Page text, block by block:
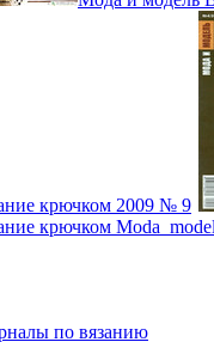
крючком 2009 № 9
крючком
по вязанию